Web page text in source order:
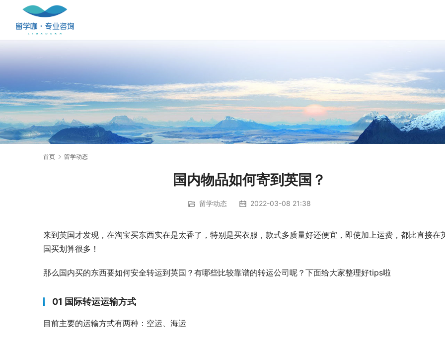
首页 留学动态
国内物品如何寄到英国？
留学动态 2022-03-08 21:38
来到英国才发现，在淘宝买东西实在是太香了，特别是买衣服，款式多质量好还便宜，即使加上运费，都比直接在
国买划算很多！
那么国内买的东西要如何安全转运到英国？有哪些比较靠谱的转运公司呢？下面给大家整理好tips啦
01 国际转运运输方式
目前主要的运输方式有两种：空运、海运